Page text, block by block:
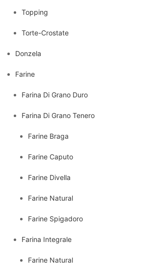
Topping
Torte-Crostate
Donzela
Farine
Farina Di Grano Duro
Farina Di Grano Tenero
Farine Braga
Farine Caputo
Farine Divella
Farine Natural
Farine Spigadoro
Farina Integrale
Farine Natural